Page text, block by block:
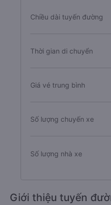
Chiều dài tuyến đường
Thời gian di chuyển
Giá vé trung bình
Số lượng chuyến xe
Số lượng nhà xe
Giới thiệu tuyến